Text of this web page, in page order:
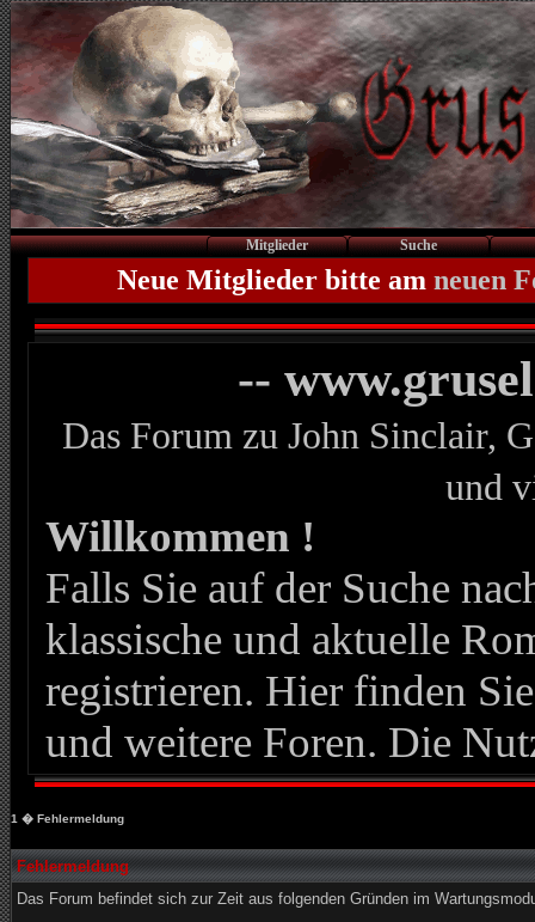
Mitglieder Suche
Neue Mitglieder bitte am neuen
--
Das Forum zu John Sinclair,
und
Willkommen !
Falls Sie auf der Suche
klassische und aktuelle
registrieren. Hier finden
und weitere Foren. Die
1 � Fehlermeldung
Fehlermeldung
Das Forum befindet sich zur Zeit aus folgenden Gründen im